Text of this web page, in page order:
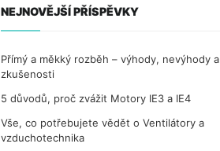
NEJNOVĚJŠÍ PŘÍSPĚVKY
Přímý a měkký rozběh – výhody, nevýhody a
zkušenosti
5 důvodů, proč zvážit Motory IE3 a IE4
Vše, co potřebujete vědět o Ventilátory a
vzduchotechnika